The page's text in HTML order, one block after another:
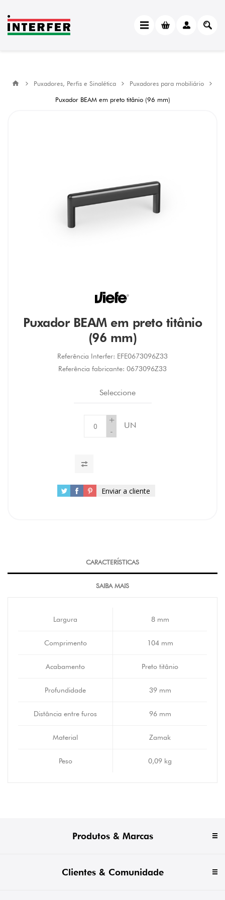
Puxadores, Perfis e Sinalética
Puxadores para mobiliário
Puxador BEAM em preto titânio (96 mm)
Puxador BEAM em preto titânio
(96 mm)
Referência Interfer: EFE0673096Z33
Referência fabricante: 0673096Z33
Seleccione
+
-
UN
Enviar a cliente
CARACTERÍSTICAS
SAIBA MAIS
Largura 8 mm
Comprimento 104 mm
Acabamento Preto titânio
Profundidade 39 mm
Distância entre furos 96 mm
Material Zamak
Peso 0,09 kg
Produtos & Marcas
Clientes & Comunidade